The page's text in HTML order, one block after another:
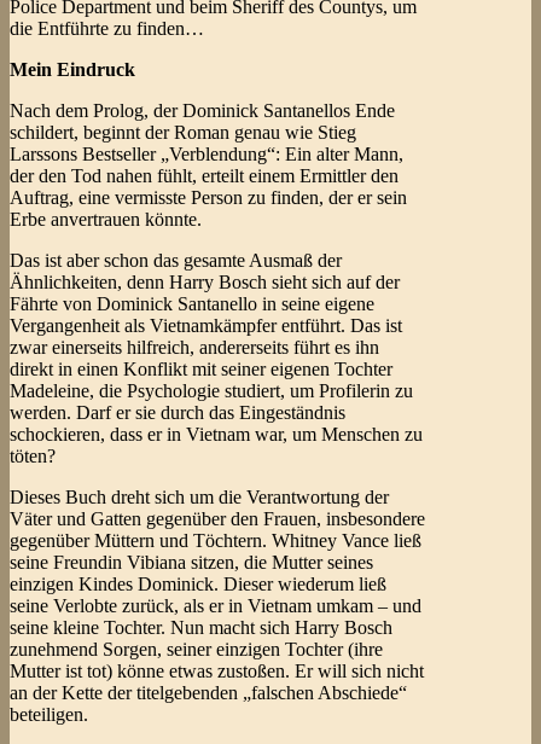
Police Department und beim Sheriff des Countys, um
die Entführte zu finden…
Mein Eindruck
Nach dem Prolog, der Dominick Santanellos Ende
schildert, beginnt der Roman genau wie Stieg
Larssons Bestseller „Verblendung“: Ein alter Mann,
der den Tod nahen fühlt, erteilt einem Ermittler den
Auftrag, eine vermisste Person zu finden, der er sein
Erbe anvertrauen könnte.
Das ist aber schon das gesamte Ausmaß der
Ähnlichkeiten, denn Harry Bosch sieht sich auf der
Fährte von Dominick Santanello in seine eigene
Vergangenheit als Vietnamkämpfer entführt. Das ist
zwar einerseits hilfreich, andererseits führt es ihn
direkt in einen Konflikt mit seiner eigenen Tochter
Madeleine, die Psychologie studiert, um Profilerin zu
werden. Darf er sie durch das Eingeständnis
schockieren, dass er in Vietnam war, um Menschen zu
töten?
Dieses Buch dreht sich um die Verantwortung der
Väter und Gatten gegenüber den Frauen, insbesondere
gegenüber Müttern und Töchtern. Whitney Vance ließ
seine Freundin Vibiana sitzen, die Mutter seines
einzigen Kindes Dominick. Dieser wiederum ließ
seine Verlobte zurück, als er in Vietnam umkam – und
seine kleine Tochter. Nun macht sich Harry Bosch
zunehmend Sorgen, seiner einzigen Tochter (ihre
Mutter ist tot) könne etwas zustoßen. Er will sich nicht
an der Kette der titelgebenden „falschen Abschiede“
beteiligen.